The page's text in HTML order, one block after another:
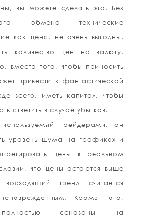
вы можете сделать это. Без
обмена технические
как цена, не очень выгодны.
количество цен на валюту,
вместо того, чтобы приносить
привести к фантастической
всего, иметь капитал, чтобы
ответить в случае убытков.
трейдерами, он
уровень шума на графиках и
цены в реальном
что цены остаются выше
тренд считается
Кроме того,
полностью основаны на